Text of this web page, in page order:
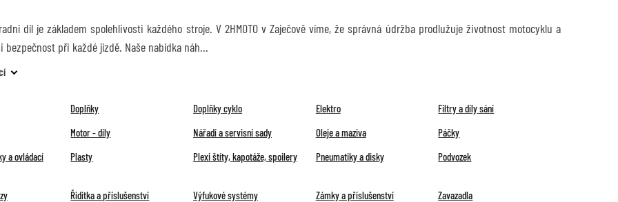
díl je základem spolehlivosti každého stroje. V 2HMOTO v Zaječově víme, že správná údržba prodlužuje životnost motocyklu a
bezpečnost při každé jízdě. Naše nabídka náh
Doplňky Doplňky cyklo Elektro
Filtry a díly sání
Motor - díly
Nářadí a servisní sady Oleje a maziva
Páčky
a ovládací
Plasty Plexi štíty, kapotáže, spoilery Pneumatiky a disky Podvozek
Řídítka a příslušenství Výfukové systémy Zámky a příslušenství Zavazadla